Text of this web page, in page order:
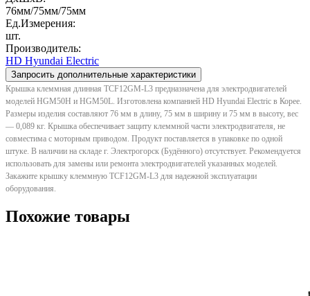
76мм/75мм/75мм
Ед.Измерения:
шт.
Производитель:
HD Hyundai Electric
Запросить дополнительные характеристики
Крышка клеммная длинная TCF12GM-L3 предназначена для электродвигателей
моделей HGM50H и HGM50L. Изготовлена компанией HD Hyundai Electric в Корее.
Размеры изделия составляют 76 мм в длину, 75 мм в ширину и 75 мм в высоту, вес
— 0,089 кг. Крышка обеспечивает защиту клеммной части электродвигателя, не
совместима с моторным приводом. Продукт поставляется в упаковке по одной
штуке. В наличии на складе г. Электрогорск (Будённого) отсутствует. Рекомендуется
использовать для замены или ремонта электродвигателей указанных моделей.
Закажите крышку клеммную TCF12GM-L3 для надежной эксплуатации
оборудования.
Похожие товары